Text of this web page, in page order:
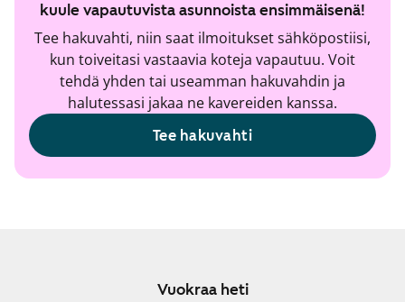
kuule vapautuvista asunnoista ensimmäisenä!
Tee hakuvahti, niin saat ilmoitukset sähköpostiisi,
kun toiveitasi vastaavia koteja vapautuu. Voit
tehdä yhden tai useamman hakuvahdin ja
halutessasi jakaa ne kavereiden kanssa.
Tee hakuvahti
Vuokraa heti